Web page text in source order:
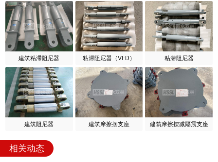
建筑粘滞阻尼器 粘滞阻尼器（VFD） 粘滞阻尼器
建筑阻尼器 建筑摩擦摆支座 建筑摩擦摆减隔震支座
相关动态